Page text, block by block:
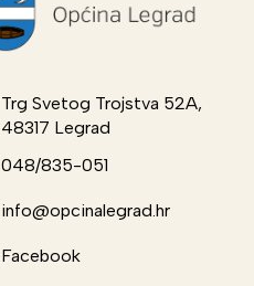
Trg Svetog Trojstva 52A,
48317 Legrad
048/835-051
info@opcinalegrad.hr
Facebook